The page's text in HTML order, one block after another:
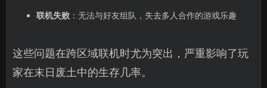
联机失败：无法与好友组队，失去多人合作的游戏乐趣
这些问题在跨区域联机时尤为突出，严重影响了玩
家在末日废土中的生存几率。